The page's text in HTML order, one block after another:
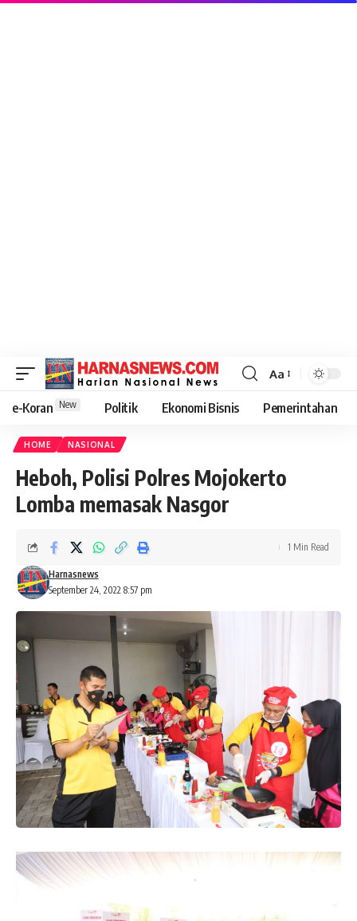
Aa
e-Koran New Politik Ekonomi Bisnis Pemerintahan
HOME NASIONAL
Heboh, Polisi Polres Mojokerto
Lomba memasak Nasgor
September 24, 2022 8:57 pm
Harnasnews
1 Min Read